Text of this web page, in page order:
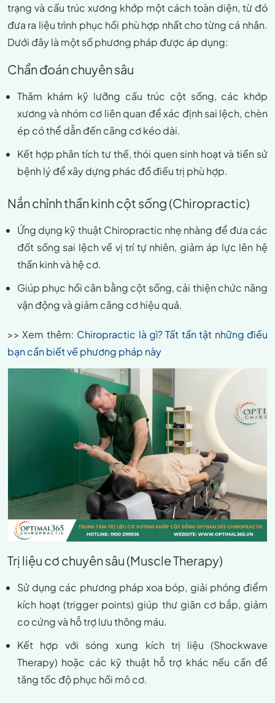
trạng và cấu trúc xương khớp một cách toàn diện, từ đó
đưa ra liệu trình phục hồi phù hợp nhất cho từng cá nhân.
Dưới đây là một số phương pháp được áp dụng:
Chẩn đoán chuyên sâu
Thăm khám kỹ lưỡng cấu trúc cột sống, các khớp
xương và nhóm cơ liên quan để xác định sai lệch, chèn
ép có thể dẫn đến căng cơ kéo dài.
Kết hợp phân tích tư thế, thói quen sinh hoạt và tiền sử
bệnh lý để xây dựng phác đồ điều trị phù hợp.
Nắn chỉnh thần kinh cột sống (Chiropractic)
Ứng dụng kỹ thuật Chiropractic nhẹ nhàng để đưa các
đốt sống sai lệch về vị trí tự nhiên, giảm áp lực lên hệ
thần kinh và hệ cơ.
Giúp phục hồi cân bằng cột sống, cải thiện chức năng
vận động và giảm căng cơ hiệu quả.
>> Xem thêm: Chiropractic là gì? Tất tần tật những điều
bạn cần biết về phương pháp này
Trị liệu cơ chuyên sâu (Muscle Therapy)
Sử dụng các phương pháp xoa bóp, giải phóng điểm
kích hoạt (trigger points) giúp thư giãn cơ bắp, giảm
co cứng và hỗ trợ lưu thông máu.
Kết hợp với sóng xung kích trị liệu (Shockwave
Therapy) hoặc các kỹ thuật hỗ trợ khác nếu cần để
tăng tốc độ phục hồi mô cơ.